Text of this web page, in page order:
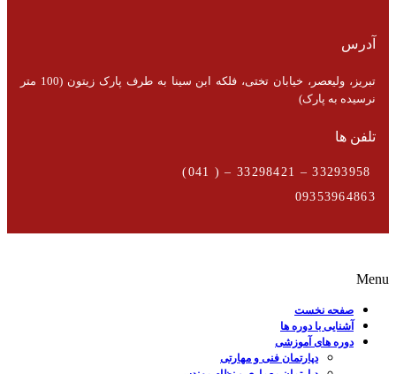
آدرس
تبریز، ولیعصر، خیابان تختی، فلکه ابن سینا به طرف پارک زیتون (100 متر
نرسیده به پارک)
تلفن ها
09353964863
Menu
صفحه نخست
آشنایی با دوره ها
دوره های آموزشی
دپارتمان فنی و مهارتی